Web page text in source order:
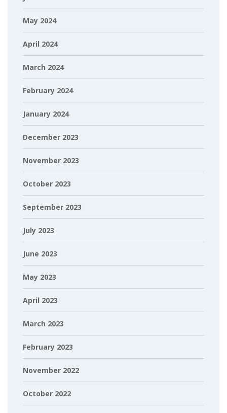
May 2024
April 2024
March 2024
February 2024
January 2024
December 2023
November 2023
October 2023
September 2023
July 2023
June 2023
May 2023
April 2023
March 2023
February 2023
November 2022
October 2022